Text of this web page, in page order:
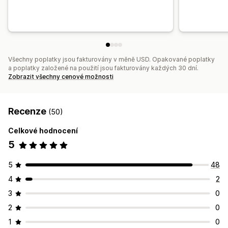
Všechny poplatky jsou fakturovány v měně USD. Opakované poplatky
a poplatky založené na použití jsou fakturovány každých 30 dní.
Zobrazit všechny cenové možnosti
Recenze (50)
Celkové hodnocení
5
5
48
4
2
3
0
2
0
1
0